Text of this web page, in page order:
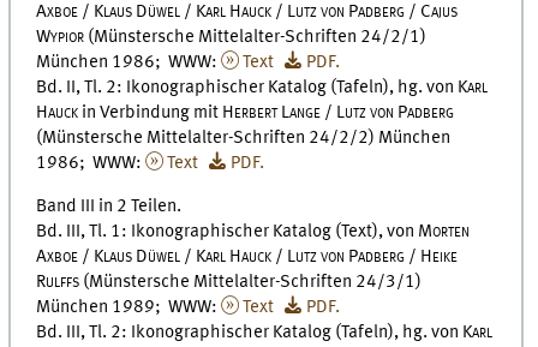
Axboe / Klaus Düwel / Karl Hauck / Lutz von Padberg / Cajus
Wypior (Münstersche Mittelalter-Schriften 24/2/1)
München 1986; WWW:
Text
PDF.
Bd. II, Tl. 2: Ikonographischer Katalog (Tafeln), hg. von Karl
Hauck in Verbindung mit Herbert Lange / Lutz von Padberg
(Münstersche Mittelalter-Schriften 24/2/2) München
1986; WWW:
Text PDF.
Band III in 2 Teilen.
Bd. III, Tl. 1: Ikonographischer Katalog (Text), von Morten
Axboe / Klaus Düwel / Karl Hauck / Lutz von Padberg / Heike
Rulffs (Münstersche Mittelalter-Schriften 24/3/1)
München 1989; WWW:
Text
PDF.
Bd. III, Tl. 2: Ikonographischer Katalog (Tafeln), hg. von Karl